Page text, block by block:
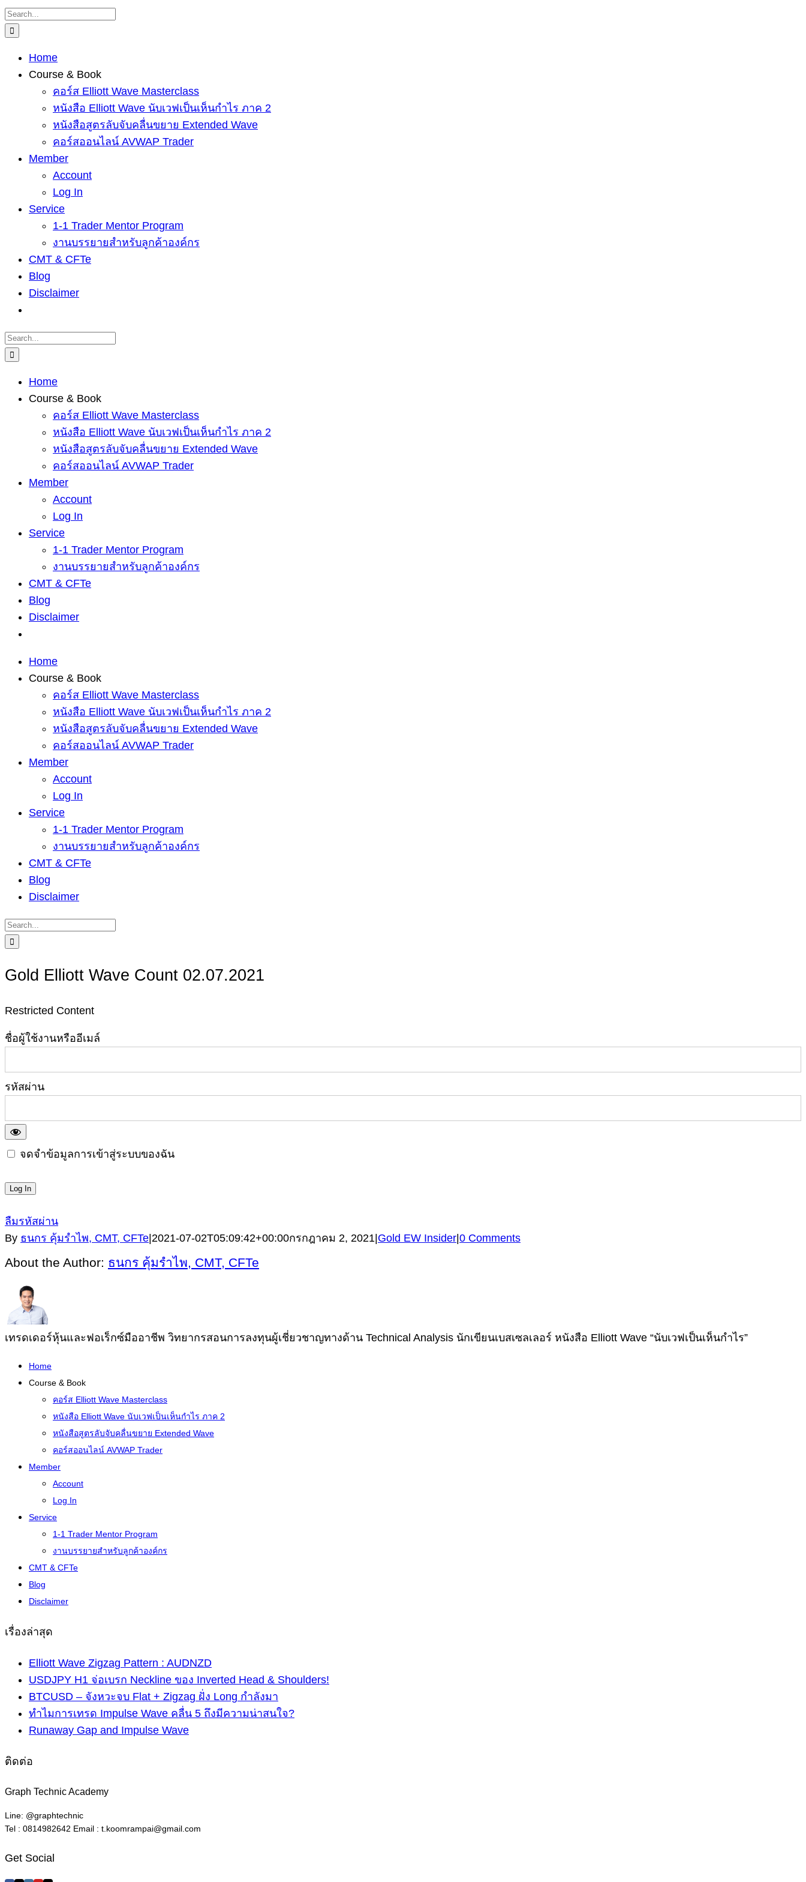
Skip
to
Search
for:
Home
Course & Book
คอร์ส Elliott Wave Masterclass
หนังสือ Elliott Wave นับเวฟเป็นเห็นกำไร ภาค 2
หนังสือสูตรลับจับคลื่นขยาย Extended Wave
คอร์สออนไลน์ AVWAP Trader
Member
Account
Log In
Service
1-1 Trader Mentor Program
งานบรรยายสำหรับลูกค้าองค์กร
CMT & CFTe
Blog
Disclaimer
Search
for:
Home
Course & Book
คอร์ส Elliott Wave Masterclass
หนังสือ Elliott Wave นับเวฟเป็นเห็นกำไร ภาค 2
หนังสือสูตรลับจับคลื่นขยาย Extended Wave
คอร์สออนไลน์ AVWAP Trader
Member
Account
Log In
Service
1-1 Trader Mentor Program
งานบรรยายสำหรับลูกค้าองค์กร
CMT & CFTe
Blog
Disclaimer
Home
Course & Book
คอร์ส Elliott Wave Masterclass
หนังสือ Elliott Wave นับเวฟเป็นเห็นกำไร ภาค 2
หนังสือสูตรลับจับคลื่นขยาย Extended Wave
คอร์สออนไลน์ AVWAP Trader
Member
Account
Log In
Service
1-1 Trader Mentor Program
งานบรรยายสำหรับลูกค้าองค์กร
CMT & CFTe
Blog
Disclaimer
Search
for:
Gold Elliott Wave Count 02.07.2021
Restricted Content
ชื่อผู้ใช้งานหรืออีเมล์
รหัสผ่าน
จดจำข้อมูลการเข้าสู่ระบบของฉัน
ลืมรหัสผ่าน
By ธนกร คุ้มรำไพ, CMT, CFTe|2021-07-02T05:09:42+00:00กรกฎาคม 2, 2021|Gold EW Insider|0 Comments
About the Author: ธนกร คุ้มรำไพ, CMT, CFTe
เทรดเดอร์หุ้นและฟอเร็กซ์มืออาชีพ วิทยากรสอนการลงทุนผู้เชี่ยวชาญทางด้าน Technical Analysis นักเขียนเบสเซลเลอร์ หนังสือ Elliott Wave “นับเวฟเป็นเห็นกำไร”
Home
Course & Book
คอร์ส Elliott Wave Masterclass
หนังสือ Elliott Wave นับเวฟเป็นเห็นกำไร ภาค 2
หนังสือสูตรลับจับคลื่นขยาย Extended Wave
คอร์สออนไลน์ AVWAP Trader
Member
Account
Log In
Service
1-1 Trader Mentor Program
งานบรรยายสำหรับลูกค้าองค์กร
CMT & CFTe
Blog
Disclaimer
เรื่องล่าสุด
Elliott Wave Zigzag Pattern : AUDNZD
USDJPY H1 จ่อเบรก Neckline ของ Inverted Head & Shoulders!
BTCUSD – จังหวะจบ Flat + Zigzag ฝั่ง Long กำลังมา
ทำไมการเทรด Impulse Wave คลื่น 5 ถึงมีความน่าสนใจ?
Runaway Gap and Impulse Wave
ติดต่อ
Graph Technic Academy
Line: @graphtechnic
Tel : 0814982642 Email : t.koomrampai@gmail.com
Get Social